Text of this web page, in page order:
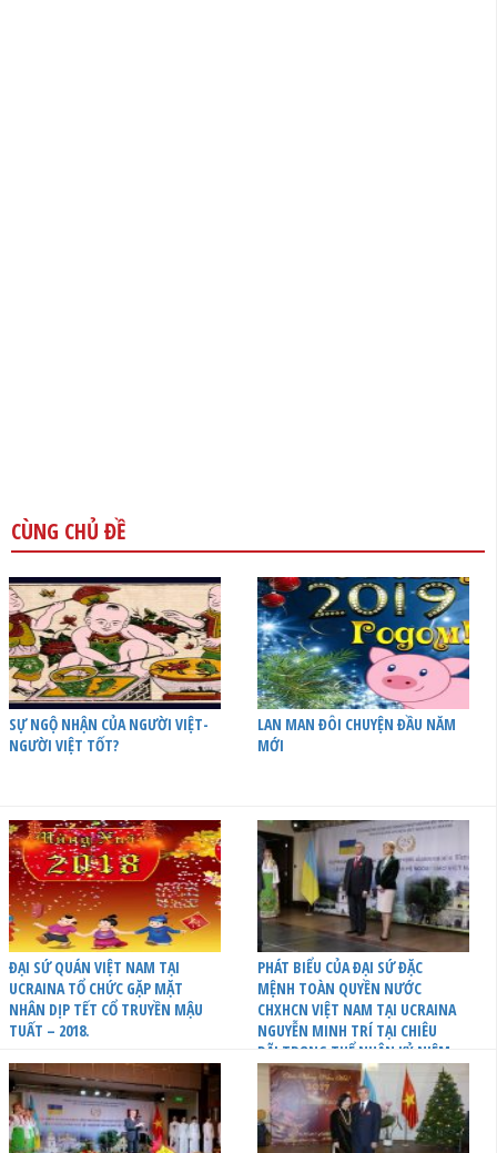
CÙNG CHỦ ĐỀ
SỰ NGỘ NHẬN CỦA NGƯỜI VIỆT-
NGƯỜI VIỆT TỐT?
LAN MAN ĐÔI CHUYỆN ĐẦU NĂM
MỚI
ĐẠI SỨ QUÁN VIỆT NAM TẠI
UCRAINA TỔ CHỨC GẶP MẶT
NHÂN DỊP TẾT CỔ TRUYỀN MẬU
TUẤT – 2018.
PHÁT BIỂU CỦA ĐẠI SỨ ĐẶC
MỆNH TOÀN QUYỀN NƯỚC
CHXHCN VIỆT NAM TẠI UCRAINA
NGUYỄN MINH TRÍ TẠI CHIÊU
ĐÃI TRỌNG THỂ NHÂN KỶ NIỆM
25 NĂM THIẾT LẬP QUAN HỆ
NGOẠI GIAO GIỮA VIỆT NAM VÀ
UCRAINA